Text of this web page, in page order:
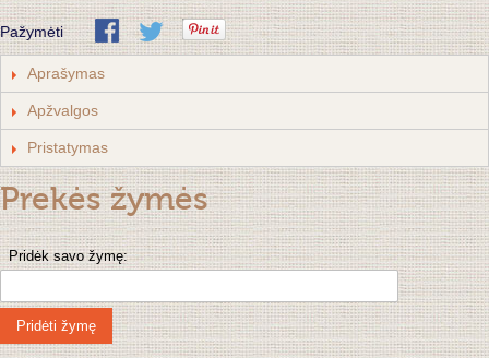
Pažymėti
Aprašymas
Apžvalgos
Pristatymas
Prekės žymės
Pridėk savo žymę:
Pridėti žymę